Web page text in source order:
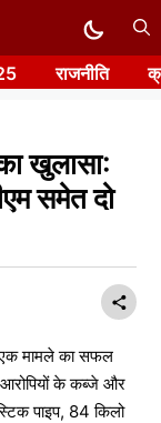
राजनीति
खुलासा:
समेत दो
एक मामले का सफल
आरोपियों के कब्जे और
पाइप, 84 किलो